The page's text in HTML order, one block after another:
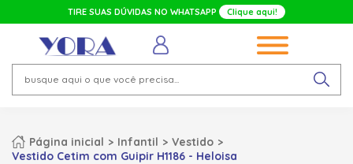
TIRE SUAS DÚVIDAS NO WHATSAPP Clique aqui!
Página inicial Infantil
Vestido
Vestido Cetim com Guipir H1186 - Heloisa